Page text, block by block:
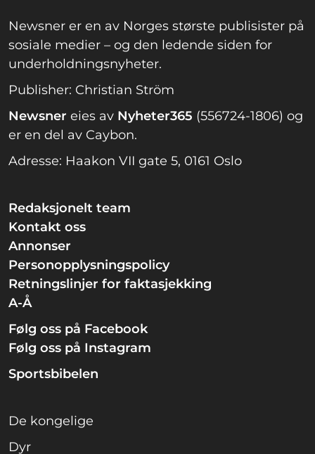
Newsner er en av Norges største publisister på
sosiale medier – og den ledende siden for
underholdningsnyheter.
Publisher: Christian Ström
Newsner eies av Nyheter365 (556724-1806) og
er en del av Caybon.
Adresse: Haakon VII gate 5, 0161 Oslo
Redaksjonelt team
Kontakt oss
Annonser
Personopplysningspolicy
Retningslinjer for faktasjekking
A-Å
Følg oss på Facebook
Følg oss på Instagram
Sportsbibelen
De kongelige
Dyr